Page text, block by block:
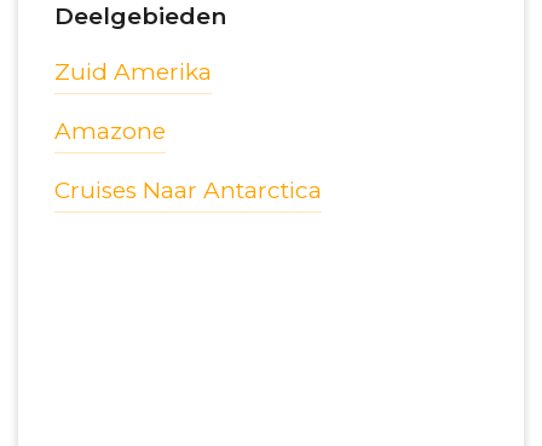
Deelgebieden
Zuid Amerika
Amazone
Cruises Naar Antarctica